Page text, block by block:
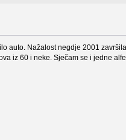
auto. Nažalost negdje 2001
iz 60 i neke. Sječam se i jedne